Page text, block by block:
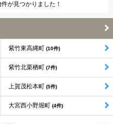
が見つかりました！
紫竹東高縄町 (10件)
紫竹北栗栖町 (7件)
上賀茂松本町 (5件)
大宮西小野堀町 (4件)